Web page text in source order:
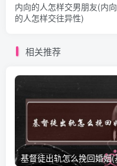
内向的人怎样交男朋友(内向
的人怎样交往异性)
相关推荐